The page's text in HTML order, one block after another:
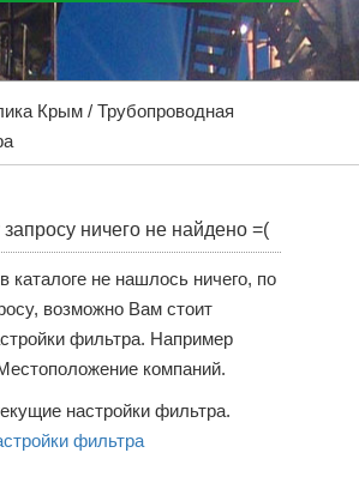
Крым / Трубопроводная
ничего не найдено =(
каталоге не нашлось ничего, по
возможно Вам стоит
фильтра. Например
компаний.
настройки фильтра.
фильтра